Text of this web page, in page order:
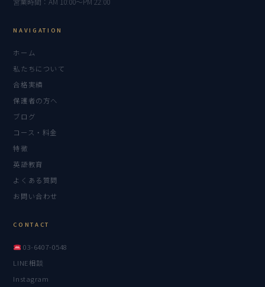
NAVIGATION
ホーム
私たちについて
合格実績
保護者の方へ
ブログ
コース・料金
特徴
英語教育
よくある質問
お問い合わせ
CONTACT
03-6407-0548
LINE相談
Instagram